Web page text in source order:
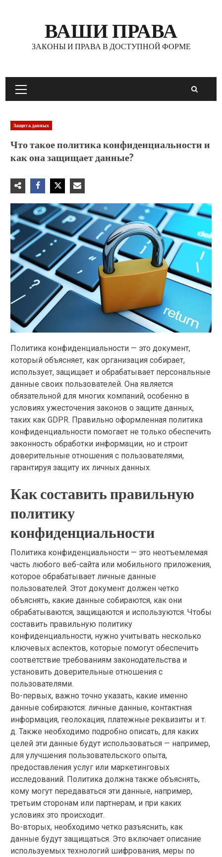
содержимомуВАШИ ПРАВА
ЗАКОНЫ И ПРАВА В ДОСТУПНОЙ ФОРМЕ
Основное
меню
Защита данных
Что такое политика конфиденциальности и
как она защищает данные?
Политика конфиденциальности — это документ,
который объясняет, как организация собирает,
использует, защищает и обрабатывает персональные
данные своих пользователей. Она является
обязательной для многих компаний, особенно в
условиях ужесточения законов о защите данных,
таких как GDPR. Правильно оформленная политика
конфиденциальности помогает не только обеспечить
законность обработки информации, но и строит
доверительные отношения с пользователями,
гарантируя защиту их личных данных.
Как составить правильную
политику
конфиденциальности
Политика конфиденциальности — это неотъемлемая
часть любого веб-сайта или мобильного приложения,
которое обрабатывает личные данные
пользователей. Этот документ должен четко
объяснять, какие данные собираются, как они
обрабатываются, защищаются и используются. Чтобы
составить правильную политику
конфиденциальности, нужно учитывать несколько
ключевых аспектов, которые помогут обеспечить
соответствие требованиям законодательства и
установить доверительные отношения с
пользователями.
Во-первых, важно точно указать, какие именно
данные собираются: личные данные, контактная
информация, геолокация, платежные реквизиты и т.
д. Также необходимо подробно описать, для каких
целей эти данные будут использоваться — например,
для улучшения пользовательского опыта,
предоставления услуг или маркетинговых
исследований. Политика должна также объяснять,
кому могут передаваться эти данные, например,
третьим сторонам или партнерам, и при каких
условиях это происходит.
Во-вторых, необходимо четко разъяснить, как
данные будут защищаться. Это включает описание
используемых технологий шифрования, меры по